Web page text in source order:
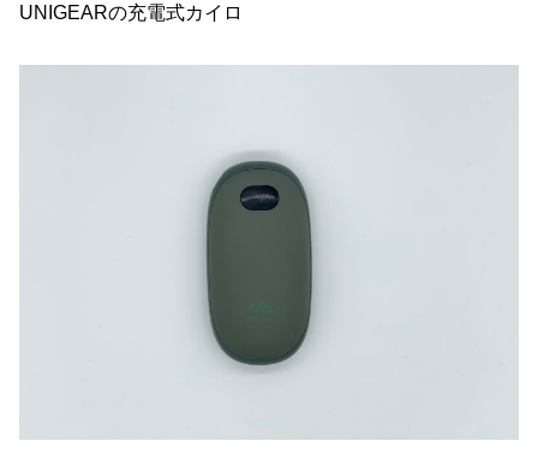
UNIGEARの充電式カイロ